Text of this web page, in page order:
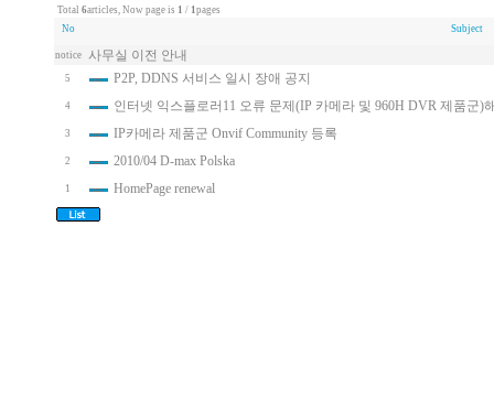
Total 6articles, Now page is 1 / 1pages
No
Subject
notice 사무실 이전 안내
5 P2P, DDNS 서비스 일시 장애 공지
4 인터넷 익스플로러11 오류 문제(IP 카메라 및 960H DVR 제품군)
3 IP카메라 제품군 Onvif Community 등록
2 2010/04 D-max Polska
1 HomePage renewal